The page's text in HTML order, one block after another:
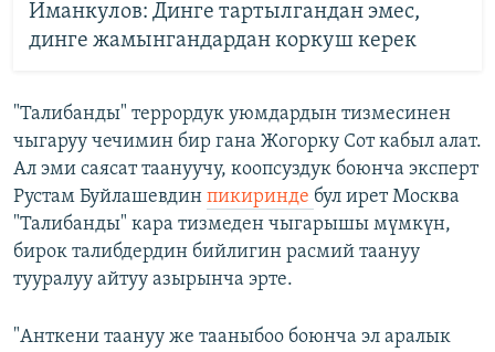
Иманкулов: Динге тартылгандан эмес,
динге жамынгандардан коркуш керек
"Талибанды" террордук уюмдардын тизмесинен
чыгаруу чечимин бир гана Жогорку Сот кабыл алат.
Ал эми саясат таануучу, коопсуздук боюнча эксперт
Рустам Буйлашевдин пикиринде бул ирет Москва
"Талибанды" кара тизмеден чыгарышы мүмкүн,
бирок талибдердин бийлигин расмий таануу
тууралуу айтуу азырынча эрте.
"Анткени таануу же тааныбоо боюнча эл аралык